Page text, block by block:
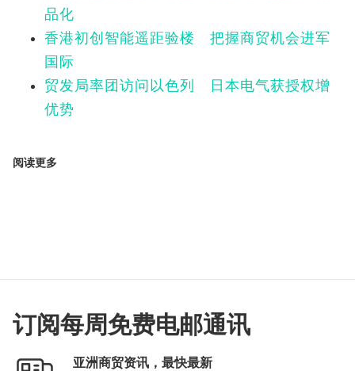
品化
香港初创智能遥距验楼 把握商贸机会进军
国际
贸发局率团访问以色列 日本电气获授权增
优势
阅读更多
订阅每周免费电邮通讯
亚洲商贸资讯，最快最新